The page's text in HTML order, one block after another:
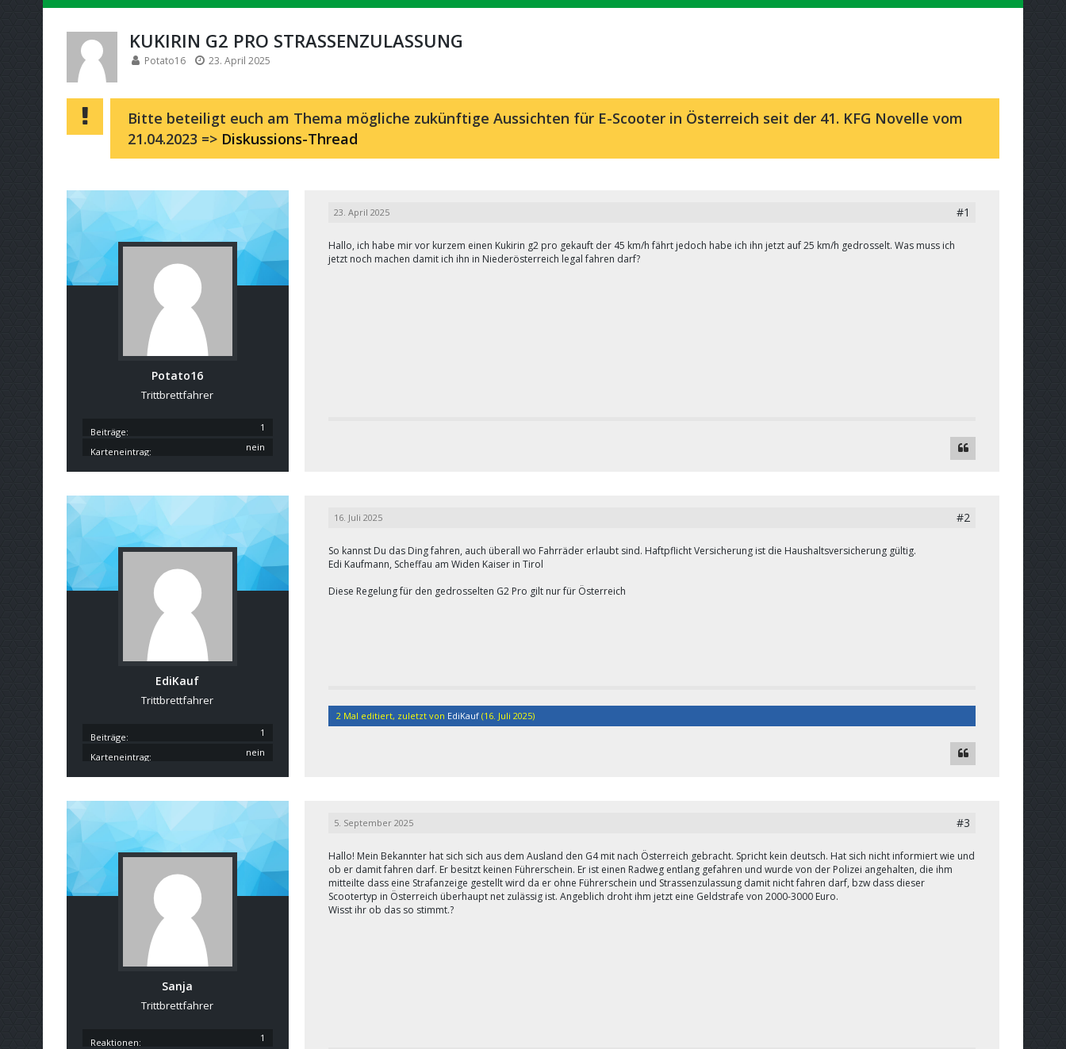
KUKIRIN G2 PRO STRASSENZULASSUNG
Potato16 23. April 2025
Bitte beteiligt euch am Thema mögliche zukünftige Aussichten für E-Scooter in Österreich seit der 41. KFG Novelle vom
21.04.2023 => Diskussions-Thread
Potato16
Trittbrettfahrer
Beiträge 1
Karteneintrag nein
23. April 2025 #1
Hallo, ich habe mir vor kurzem einen Kukirin g2 pro gekauft der 45 km/h fährt jedoch habe ich ihn jetzt auf 25 km/h gedrosselt. Was muss ich
jetzt noch machen damit ich ihn in Niederösterreich legal fahren darf?
EdiKauf
Trittbrettfahrer
Beiträge 1
Karteneintrag nein
16. Juli 2025 #2
So kannst Du das Ding fahren, auch überall wo Fahrräder erlaubt sind. Haftpflicht Versicherung ist die Haushaltsversicherung gültig.
Edi Kaufmann, Scheffau am Widen Kaiser in Tirol
Diese Regelung für den gedrosselten G2 Pro gilt nur für Österreich
2 Mal editiert, zuletzt von EdiKauf(16. Juli 2025)
Sanja
Trittbrettfahrer
Reaktionen 1
5. September 2025 #3
Hallo! Mein Bekannter hat sich sich aus dem Ausland den G4 mit nach Österreich gebracht. Spricht kein deutsch. Hat sich nicht informiert wie und
ob er damit fahren darf. Er besitzt keinen Führerschein. Er ist einen Radweg entlang gefahren und wurde von der Polizei angehalten, die ihm
mitteilte dass eine Strafanzeige gestellt wird da er ohne Führerschein und Strassenzulassung damit nicht fahren darf, bzw dass dieser
Scootertyp in Österreich überhaupt net zulässig ist. Angeblich droht ihm jetzt eine Geldstrafe von 2000-3000 Euro.
Wisst ihr ob das so stimmt.?